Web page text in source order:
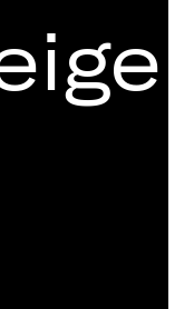
kreativen
Nürnberg
nicht nur
Werke von
stellt
Was
heute,
anderen